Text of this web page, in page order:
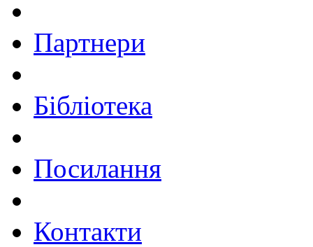
Партнери
Бібліотека
Посилання
Контакти